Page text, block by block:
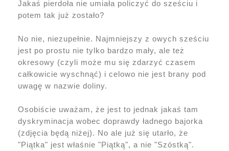
Jakaś pierdoła nie umiała policzyć do sześciu i
potem tak już zostało?
No nie, niezupełnie. Najmniejszy z owych sześciu
jest po prostu nie tylko bardzo mały, ale też
okresowy (czyli może mu się zdarzyć czasem
całkowicie wyschnąć) i celowo nie jest brany pod
uwagę w nazwie doliny.
Osobiście uważam, że jest to jednak jakaś tam
dyskryminacja wobec doprawdy ładnego bajorka
(zdjęcia będą niżej). No ale już się utarło, że
"Piątka" jest właśnie "Piątką", a nie "Szóstką".